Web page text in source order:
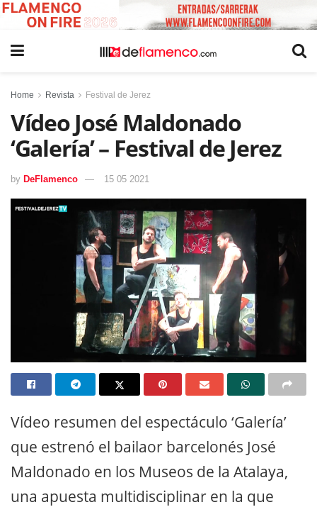
Home Revista Festival de Jerez
Vídeo José Maldonado
‘Galería’ – Festival de Jerez
by DeFlamenco 15 05 2021
Vídeo resumen del espectáculo ‘Galería’
que estrenó el bailaor barcelonés José
Maldonado en los Museos de la Atalaya,
una apuesta multidisciplinar en la que